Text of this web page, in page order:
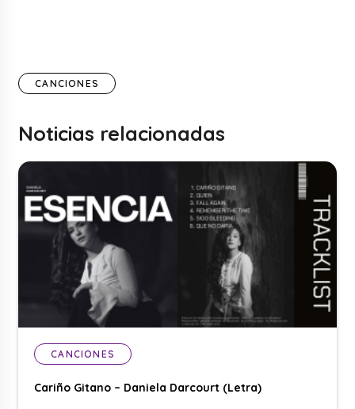
CANCIONES
Noticias relacionadas
CANCIONES
Cariño Gitano – Daniela Darcourt (Letra)